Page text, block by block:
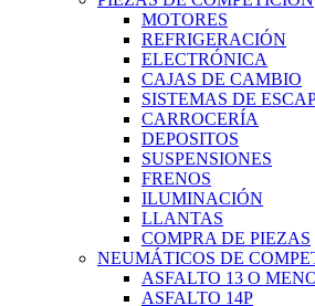
MOTORES
REFRIGERACIÓN
ELECTRÓNICA
CAJAS DE CAMBIO
SISTEMAS DE
CARROCERÍA
DEPOSITOS
SUSPENSIONES
FRENOS
ILUMINACIÓN
LLANTAS
COMPRA DE PIEZAS
NEUMÁTICOS DE
ASFALTO 13 O
ASFALTO 14P